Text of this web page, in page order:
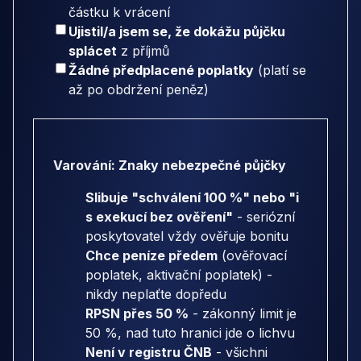
částku k vrácení
Ujistil/a jsem se, že dokážu půjčku
splácet z příjmů
Žádné předplacené poplatky (platí se
až po obdržení peněz)
Varování: Znaky nebezpečné půjčky
Slibuje "schválení 100 %" nebo "i
s exekucí bez ověření" - seriózní
poskytovatel vždy ověřuje bonitu
Chce peníze předem (ověřovací
poplatek, aktivační poplatek) -
nikdy neplaťte dopředu
RPSN přes 50 % - zákonný limit je
50 %, nad tuto hranici jde o lichvu
Není v registru ČNB - všichni